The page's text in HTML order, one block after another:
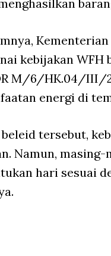
kebijakan WFH
M/6/HK.04/III/
energi di
tersebut,
Namun,
hari sesuai